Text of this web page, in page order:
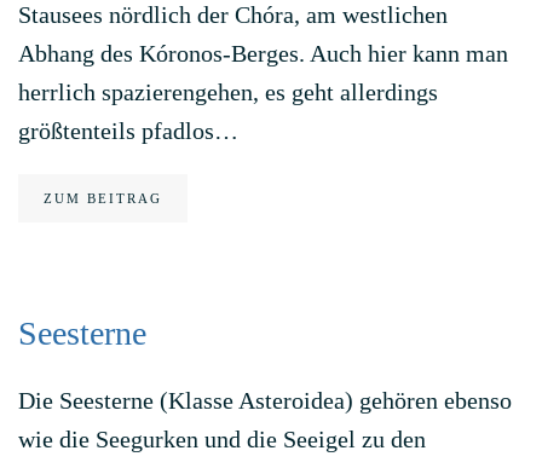
Stausees nördlich der Chóra, am westlichen
Abhang des Kóronos-Berges. Auch hier kann man
herrlich spazierengehen, es geht allerdings
größtenteils pfadlos…
ZUM BEITRAG
Seesterne
Die Seesterne (Klasse Asteroidea) gehören ebenso
wie die Seegurken und die Seeigel zu den